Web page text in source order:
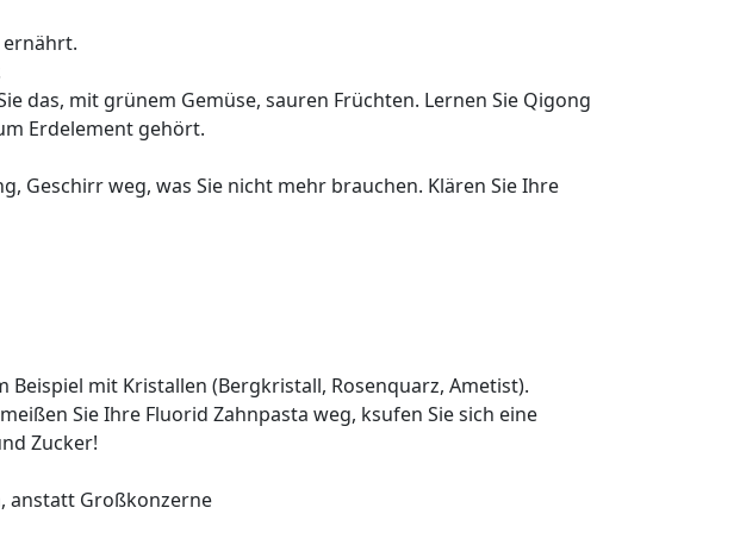
ernährt.
das, mit grünem Gemüse, sauren Früchten. Lernen Sie Qigong
Erdelement gehört.
Geschirr weg, was Sie nicht mehr brauchen. Klären Sie Ihre
mit Kristallen (Bergkristall, Rosenquarz, Ametist).
Sie Ihre Fluorid Zahnpasta weg, ksufen Sie sich eine
Zucker!
anstatt Großkonzerne